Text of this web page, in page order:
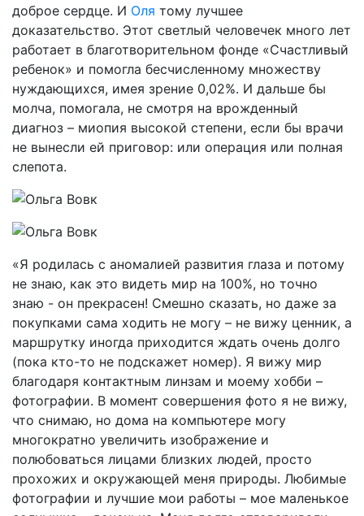
доброе сердце. И Оля тому лучшее
доказательство. Этот светлый человечек много лет
работает в благотворительном фонде «Счастливый
ребенок» и помогла бесчисленному множеству
нуждающихся, имея зрение 0,02%. И дальше бы
молча, помогала, не смотря на врожденный
диагноз – миопия высокой степени, если бы врачи
не вынесли ей приговор: или операция или полная
слепота.
«Я родилась с аномалией развития глаза и потому
не знаю, как это видеть мир на 100%, но точно
знаю - он прекрасен! Смешно сказать, но даже за
покупками сама ходить не могу – не вижу ценник, а
маршрутку иногда приходится ждать очень долго
(пока кто-то не подскажет номер). Я вижу мир
благодаря контактным линзам и моему хобби –
фотографии. В момент совершения фото я не вижу,
что снимаю, но дома на компьютере могу
многократно увеличить изображение и
полюбоваться лицами близких людей, просто
прохожих и окружающей меня природы. Любимые
фотографии и лучшие мои работы – мое маленькое